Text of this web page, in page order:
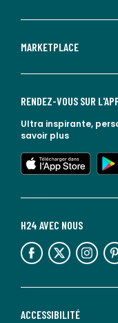
MARKETPLACE
ACCESSIBILITÉ
H24 AVEC NOUS
lien vers l'espace réseaux sociaux lien vers l'espace réseaux sociaux lien vers l'espace réseaux sociaux lien vers
RENDEZ-VOUS SUR
Ultra inspirante,
savoir plus
lien vers l'app store
lien vers google play